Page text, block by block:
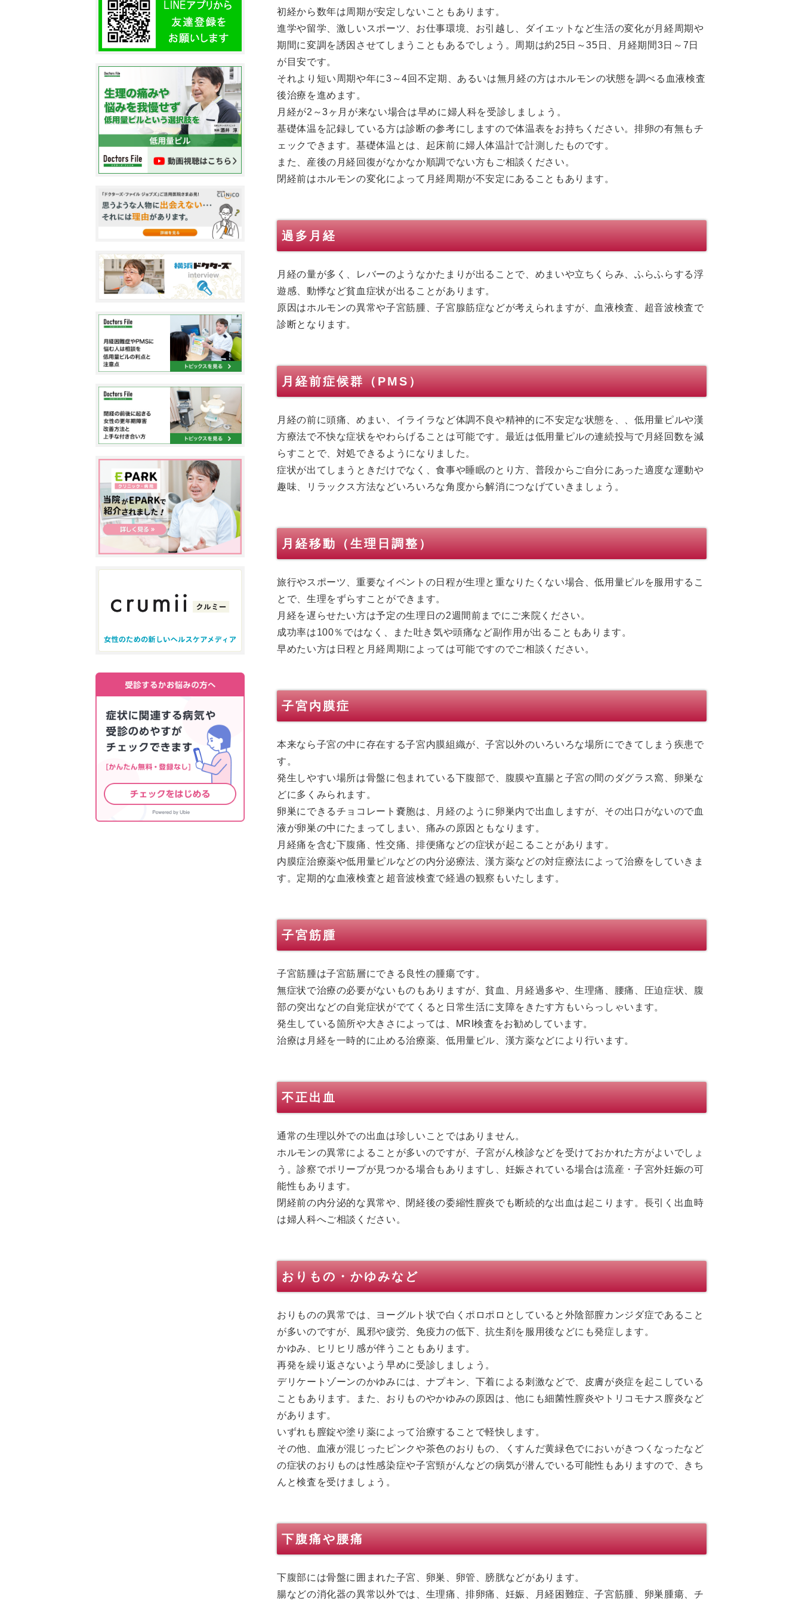
初経から数年は周期が安定しないこともあります。
進学や留学、激しいスポーツ、お仕事環境、お引越し、ダイエットなど生活の変化が月経周期や
期間に変調を誘因させてしまうこともあるでしょう。周期は約25日～35日、月経期間3日～7日
が目安です。
それより短い周期や年に3～4回不定期、あるいは無月経の方はホルモンの状態を調べる血液検査
後治療を進めます。
月経が2～3ヶ月が来ない場合は早めに婦人科を受診しましょう。
基礎体温を記録している方は診断の参考にしますので体温表をお持ちください。排卵の有無もチ
ェックできます。基礎体温とは、起床前に婦人体温計で計測したものです。
また、産後の月経回復がなかなか順調でない方もご相談ください。
閉経前はホルモンの変化によって月経周期が不安定にあることもあります。
過多月経
月経の量が多く、レバーのようなかたまりが出ることで、めまいや立ちくらみ、ふらふらする浮
遊感、動悸など貧血症状が出ることがあります。
原因はホルモンの異常や子宮筋腫、子宮腺筋症などが考えられますが、血液検査、超音波検査で
診断となります。
月経前症候群（PMS）
月経の前に頭痛、めまい、イライラなど体調不良や精神的に不安定な状態を、、低用量ピルや漢
方療法で不快な症状をやわらげることは可能です。最近は低用量ピルの連続投与で月経回数を減
らすことで、対処できるようになりました。
症状が出てしまうときだけでなく、食事や睡眠のとり方、普段からご自分にあった適度な運動や
趣味、リラックス方法などいろいろな角度から解消につなげていきましょう。
月経移動（生理日調整）
旅行やスポーツ、重要なイベントの日程が生理と重なりたくない場合、低用量ピルを服用するこ
とで、生理をずらすことができます。
月経を遅らせたい方は予定の生理日の2週間前までにご来院ください。
成功率は100％ではなく、また吐き気や頭痛など副作用が出ることもあります。
早めたい方は日程と月経周期によっては可能ですのでご相談ください。
子宮内膜症
本来なら子宮の中に存在する子宮内膜組織が、子宮以外のいろいろな場所にできてしまう疾患で
す。
発生しやすい場所は骨盤に包まれている下腹部で、腹膜や直腸と子宮の間のダグラス窩、卵巣な
どに多くみられます。
卵巣にできるチョコレート嚢胞は、月経のように卵巣内で出血しますが、その出口がないので血
液が卵巣の中にたまってしまい、痛みの原因ともなります。
月経痛を含む下腹痛、性交痛、排便痛などの症状が起こることがあります。
内膜症治療薬や低用量ピルなどの内分泌療法、漢方薬などの対症療法によって治療をしていきま
す。定期的な血液検査と超音波検査で経過の観察もいたします。
子宮筋腫
子宮筋腫は子宮筋層にできる良性の腫瘍です。
無症状で治療の必要がないものもありますが、貧血、月経過多や、生理痛、腰痛、圧迫症状、腹
部の突出などの自覚症状がでてくると日常生活に支障をきたす方もいらっしゃいます。
発生している箇所や大きさによっては、MRI検査をお勧めしています。
治療は月経を一時的に止める治療薬、低用量ピル、漢方薬などにより行います。
不正出血
通常の生理以外での出血は珍しいことではありません。
ホルモンの異常によることが多いのですが、子宮がん検診などを受けておかれた方がよいでしょ
う。診察でポリープが見つかる場合もありますし、妊娠されている場合は流産・子宮外妊娠の可
能性もあります。
閉経前の内分泌的な異常や、閉経後の委縮性膣炎でも断続的な出血は起こります。長引く出血時
は婦人科へご相談ください。
おりもの・かゆみなど
おりものの異常では、ヨーグルト状で白くポロポロとしていると外陰部膣カンジダ症であること
が多いのですが、風邪や疲労、免疫力の低下、抗生剤を服用後などにも発症します。
かゆみ、ヒリヒリ感が伴うこともあります。
再発を繰り返さないよう早めに受診しましょう。
デリケートゾーンのかゆみには、ナプキン、下着による刺激などで、皮膚が炎症を起こしている
こともあります。また、おりものやかゆみの原因は、他にも細菌性膣炎やトリコモナス膣炎など
があります。
いずれも膣錠や塗り薬によって治療することで軽快します。
その他、血液が混じったピンクや茶色のおりもの、くすんだ黄緑色でにおいがきつくなったなど
の症状のおりものは性感染症や子宮頸がんなどの病気が潜んでいる可能性もありますので、きち
んと検査を受けましょう。
下腹痛や腰痛
下腹部には骨盤に囲まれた子宮、卵巣、卵管、膀胱などがあります。
腸などの消化器の異常以外では、生理痛、排卵痛、妊娠、月経困難症、子宮筋腫、卵巣腫瘍、チ